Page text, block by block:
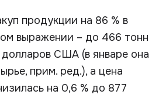
продукции на 86 % в
выражении – до 466 тонн
США (в январе она
прим. ред.), а цена
на 0,6 % до 877